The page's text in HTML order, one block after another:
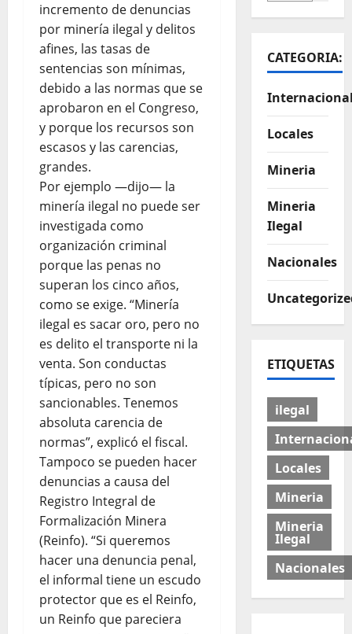
incremento de denuncias
por minería ilegal y delitos
afines, las tasas de
sentencias son mínimas,
debido a las normas que se
aprobaron en el Congreso,
y porque los recursos son
escasos y las carencias,
grandes.
Por ejemplo —dijo— la
minería ilegal no puede ser
investigada como
organización criminal
porque las penas no
superan los cinco años,
como se exige. “Minería
ilegal es sacar oro, pero no
es delito el transporte ni la
venta. Son conductas
típicas, pero no son
sancionables. Tenemos
absoluta carencia de
normas”, explicó el fiscal.
Tampoco se pueden hacer
denuncias a causa del
Registro Integral de
Formalización Minera
(Reinfo). “Si queremos
hacer una denuncia penal,
el informal tiene un escudo
protector que es el Reinfo,
un Reinfo que pareciera
CATEGORIA:
Locales
Mineria
Mineria
Ilegal
Nacionales
ETIQUETAS
ilegal
Locales
Mineria
Mineria
Ilegal
Nacionales